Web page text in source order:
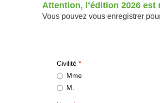
Attention, l’édition 2026 est
Vous pouvez vous enregistrer